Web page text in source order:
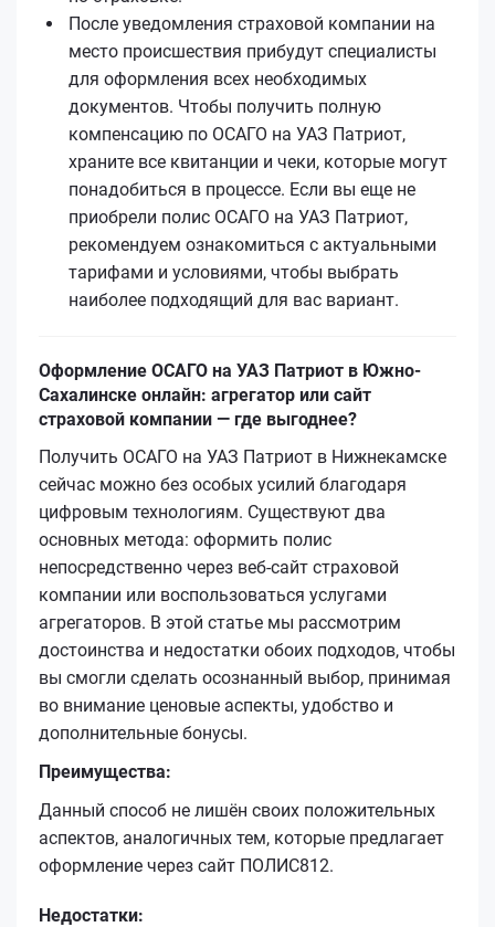
После уведомления страховой компании на
место происшествия прибудут специалисты
для оформления всех необходимых
документов. Чтобы получить полную
компенсацию по ОСАГО на УАЗ Патриот,
храните все квитанции и чеки, которые могут
понадобиться в процессе. Если вы еще не
приобрели полис ОСАГО на УАЗ Патриот,
рекомендуем ознакомиться с актуальными
тарифами и условиями, чтобы выбрать
наиболее подходящий для вас вариант.
Оформление ОСАГО на УАЗ Патриот в Южно-
Сахалинске онлайн: агрегатор или сайт
страховой компании — где выгоднее?
Получить ОСАГО на УАЗ Патриот в Нижнекамске
сейчас можно без особых усилий благодаря
цифровым технологиям. Существуют два
основных метода: оформить полис
непосредственно через веб-сайт страховой
компании или воспользоваться услугами
агрегаторов. В этой статье мы рассмотрим
достоинства и недостатки обоих подходов, чтобы
вы смогли сделать осознанный выбор, принимая
во внимание ценовые аспекты, удобство и
дополнительные бонусы.
Преимущества:
Данный способ не лишён своих положительных
аспектов, аналогичных тем, которые предлагает
оформление через сайт ПОЛИС812.
Недостатки: